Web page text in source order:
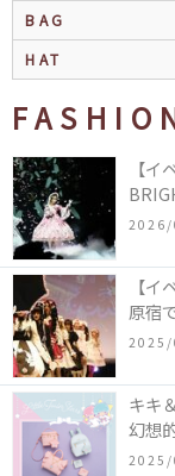
BAG
HAT
【
2026/
【
原宿
2025/
キキ
幻想
ツイ
2025/